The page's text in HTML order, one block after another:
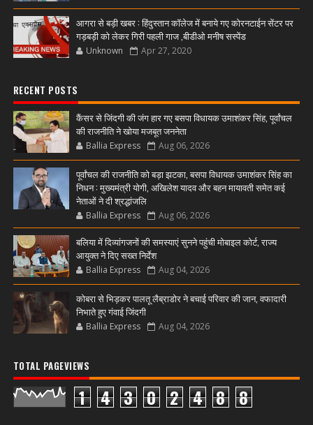
आगरा से बड़ी खबर : हिंदुस्तान कॉलेज में बनाये गए कोरनटाईन सेंटर पर
गड़बड़ी को लेकर गिरी पहली गाज ,बीडीओ मनीष सस्पेंड
Unknown Apr 27, 2020
RECENT POSTS
कैंसर से जिंदगी की जंग हार गए बसपा विधायक उमाशंकर सिंह, पूर्वांचल
की राजनीति ने खोया मजबूत जननेता
Ballia Express Aug 06, 2026
पूर्वांचल की राजनीति को बड़ा झटका, बसपा विधायक उमाशंकर सिंह का
निधन : मुख्यमंत्री योगी, अखिलेश यादव और बहन मायावती समेत कई
नेताओं ने दी श्रद्धांजलि
Ballia Express Aug 06, 2026
बलिया में दिव्यांगजनों की समस्याएं सुनने पहुंची मोबाइल कोर्ट, राज्य
आयुक्त ने दिए सख्त निर्देश
Ballia Express Aug 04, 2026
कोबरा से भिड़कर पालतू लैब्राडोर ने बचाई परिवार की जान, वफादारी
निभाते हुए गंवाई जिंदगी
Ballia Express Aug 04, 2026
TOTAL PAGEVIEWS
1 4 3 0 2 4 8 8